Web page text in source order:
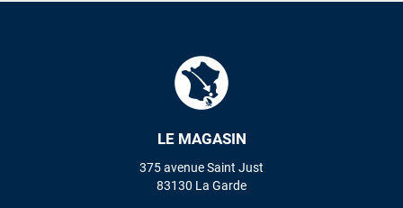
LE MAGASIN
375 avenue Saint Just
83130 La Garde